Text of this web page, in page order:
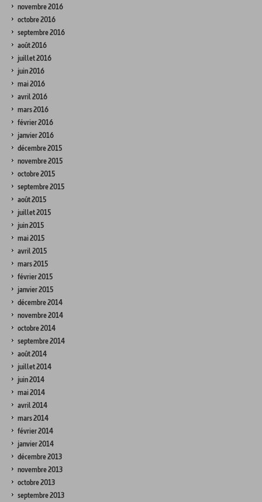
novembre 2016
octobre 2016
septembre 2016
août 2016
juillet 2016
juin 2016
mai 2016
avril 2016
mars 2016
février 2016
janvier 2016
décembre 2015
novembre 2015
octobre 2015
septembre 2015
août 2015
juillet 2015
juin 2015
mai 2015
avril 2015
mars 2015
février 2015
janvier 2015
décembre 2014
novembre 2014
octobre 2014
septembre 2014
août 2014
juillet 2014
juin 2014
mai 2014
avril 2014
mars 2014
février 2014
janvier 2014
décembre 2013
novembre 2013
octobre 2013
septembre 2013